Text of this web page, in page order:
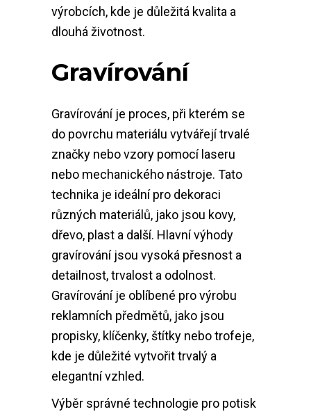
výrobcích, kde je důležitá kvalita a
dlouhá životnost.
Gravírování
Gravírování je proces, při kterém se
do povrchu materiálu vytvářejí trvalé
značky nebo vzory pomocí laseru
nebo mechanického nástroje. Tato
technika je ideální pro dekoraci
různých materiálů, jako jsou kovy,
dřevo, plast a další. Hlavní výhody
gravírování jsou vysoká přesnost a
detailnost, trvalost a odolnost.
Gravírování je oblíbené pro výrobu
reklamních předmětů, jako jsou
propisky, klíčenky, štítky nebo trofeje,
kde je důležité vytvořit trvalý a
elegantní vzhled.
Výběr správné technologie pro potisk